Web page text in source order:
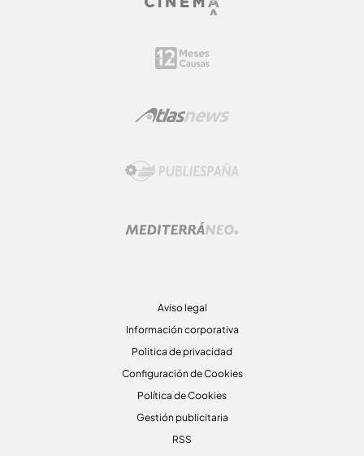
Aviso legal
Información corporativa
Politica de privacidad
Configuración de Cookies
Política de Cookies
Gestión publicitaria
RSS